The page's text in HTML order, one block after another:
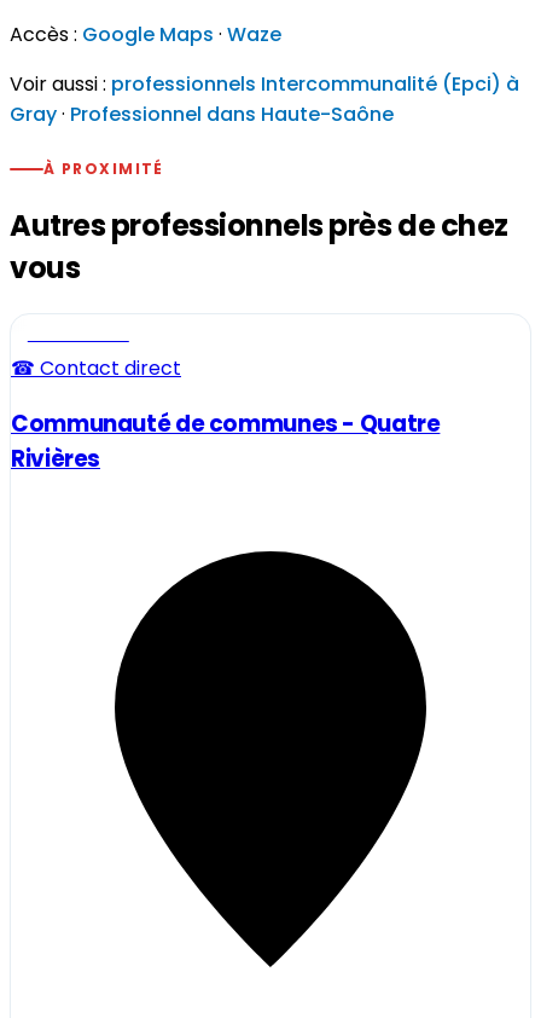
Accès : Google Maps · Waze
Voir aussi : professionnels Intercommunalité (Epci) à
Gray· Professionnel dans Haute-Saône
À PROXIMITÉ
Autres professionnels près de chez
vous
☎ Contact direct
Communauté de communes - Quatre
Rivières